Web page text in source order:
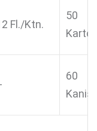
Fl./Ktn.
50
60